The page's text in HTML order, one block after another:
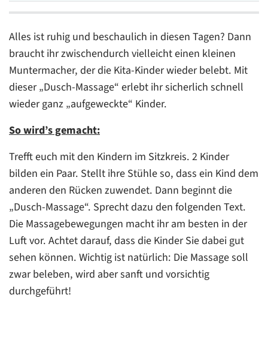
Alles ist ruhig und beschaulich in diesen Tagen? Dann
braucht ihr zwischendurch vielleicht einen kleinen
Muntermacher, der die Kita-Kinder wieder belebt. Mit
dieser „Dusch-Massage“ erlebt ihr sicherlich schnell
wieder ganz „aufgeweckte“ Kinder.
So wird’s gemacht:
Trefft euch mit den Kindern im Sitzkreis. 2 Kinder
bilden ein Paar. Stellt ihre Stühle so, dass ein Kind dem
anderen den Rücken zuwendet. Dann beginnt die
„Dusch-Massage“. Sprecht dazu den folgenden Text.
Die Massagebewegungen macht ihr am besten in der
Luft vor. Achtet darauf, dass die Kinder Sie dabei gut
sehen können. Wichtig ist natürlich: Die Massage soll
zwar beleben, wird aber sanft und vorsichtig
durchgeführt!